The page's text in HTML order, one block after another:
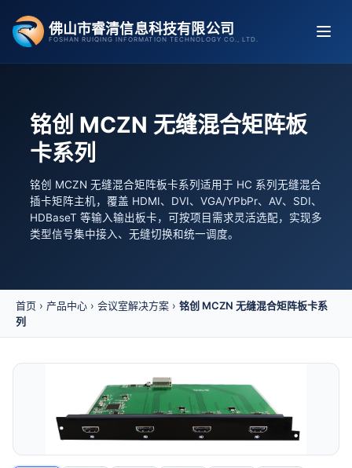
容
佛山市睿清信息科技有限公司
FOSHAN RUIQING INFORMATION TECHNOLOGY CO., LTD.
铭创 MCZN 无缝混合矩阵板
卡系列
铭创 MCZN 无缝混合矩阵板卡系列适用于 HC 系列无缝混合
插卡矩阵主机，覆盖 HDMI、DVI、VGA/YPbPr、AV、SDI、
HDBaseT 等输入输出板卡，可按项目需求灵活选配，实现多
类型信号集中接入、无缝切换和统一调度。
首页 › 产品中心 › 会议室解决方案 › 铭创 MCZN 无缝混合矩阵板卡系
列